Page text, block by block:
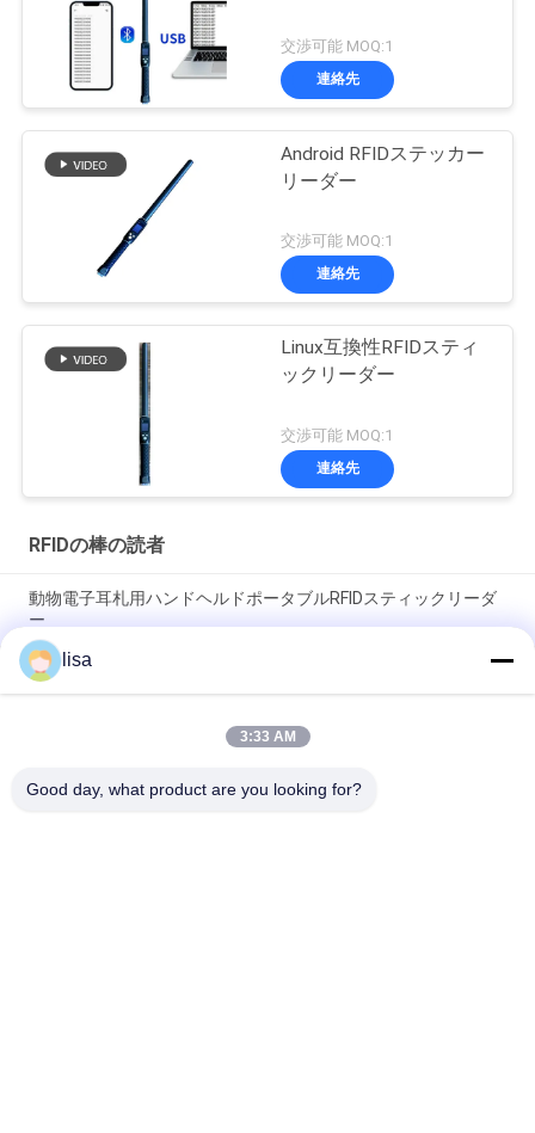
交渉可能 MOQ:1
連絡先
Android RFIDステッカー
リーダー
交渉可能 MOQ:1
連絡先
Linux互換性RFIDスティ
ックリーダー
交渉可能 MOQ:1
連絡先
RFIDの棒の読者
動物電子耳札用ハンドヘルドポータブルRFIDスティックリーダ
ー
OLEDディスプレイ搭載データ保存型プロフェッショナル家畜
RFIDタグリーダー PT290
128 * 32 OLEDスクリーンが付いている携帯用RFIDの棒の読者の
lisa
3:33 AM
Good day, what product are you looking for?